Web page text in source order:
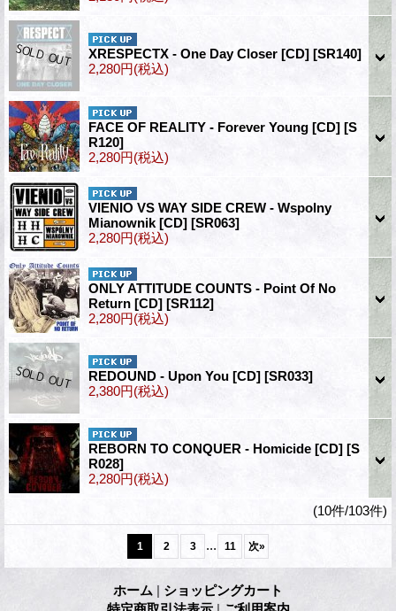
XRESPECTX - One Day Closer [CD] [SR140]
2,280円(税込)
FACE OF REALITY - Forever Young [CD] [S
R120]
2,280円(税込)
VIENIO VS WAY SIDE CREW - Wspolny
Mianownik [CD] [SR063]
2,280円(税込)
ONLY ATTITUDE COUNTS - Point Of No
Return [CD] [SR112]
2,280円(税込)
REDOUND - Upon You [CD] [SR033]
2,380円(税込)
REBORN TO CONQUER - Homicide [CD] [S
R028]
2,280円(税込)
(10件/103件)
1 2 3 ... 11 次»
ホーム | ショッピングカート